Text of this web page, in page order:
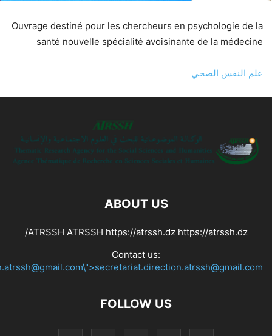
Ouvrage destiné pour les chercheurs en psychologie de la
santé nouvelle spécialité avoisinante de la médecine
علم النفس الصحي
ABOUT US
ATRSSH ATRSSH https://atrssh.dz https://atrssh.dz/
Contact us:
FOLLOW US